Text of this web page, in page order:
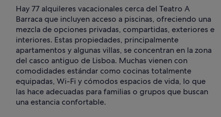
Hay 77 alquileres vacacionales cerca del Teatro A
Barraca que incluyen acceso a piscinas, ofreciendo una
mezcla de opciones privadas, compartidas, exteriores e
interiores. Estas propiedades, principalmente
apartamentos y algunas villas, se concentran en la zona
del casco antiguo de Lisboa. Muchas vienen con
comodidades estándar como cocinas totalmente
equipadas, Wi-Fi y cómodos espacios de vida, lo que
las hace adecuadas para familias o grupos que buscan
una estancia confortable.